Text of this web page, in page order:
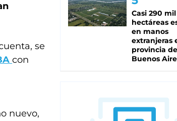
se
con
nuevo,
Casi 290 mil
hectáreas
en manos
extranjeras
provincia de
Buenos